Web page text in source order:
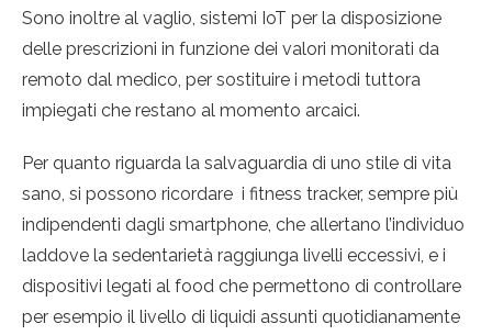
Sono inoltre al vaglio, sistemi IoT per la disposizione
delle prescrizioni in funzione dei valori monitorati da
remoto dal medico, per sostituire i metodi tuttora
impiegati che restano al momento arcaici.
Per quanto riguarda la salvaguardia di uno stile di vita
sano, si possono ricordare i fitness tracker, sempre più
indipendenti dagli smartphone, che allertano l’individuo
laddove la sedentarietà raggiunga livelli eccessivi, e i
dispositivi legati al food che permettono di controllare
per esempio il livello di liquidi assunti quotidianamente